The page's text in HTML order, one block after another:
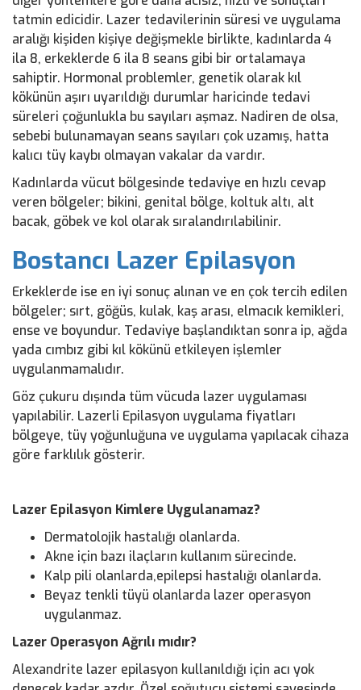
tatmin edicidir. Lazer tedavilerinin süresi ve uygulama
aralığı kişiden kişiye değişmekle birlikte, kadınlarda 4
ila 8, erkeklerde 6 ila 8 seans gibi bir ortalamaya
sahiptir. Hormonal problemler, genetik olarak kıl
kökünün aşırı uyarıldığı durumlar haricinde tedavi
süreleri çoğunlukla bu sayıları aşmaz. Nadiren de olsa,
sebebi bulunamayan seans sayıları çok uzamış, hatta
kalıcı tüy kaybı olmayan vakalar da vardır.
Kadınlarda vücut bölgesinde tedaviye en hızlı cevap
veren bölgeler; bikini, genital bölge, koltuk altı, alt
bacak, göbek ve kol olarak sıralandırılabilinir.
Bostancı Lazer Epilasyon
Erkeklerde ise en iyi sonuç alınan ve en çok tercih edilen
bölgeler; sırt, göğüs, kulak, kaş arası, elmacık kemikleri,
ense ve boyundur. Tedaviye başlandıktan sonra ip, ağda
yada cımbız gibi kıl kökünü etkileyen işlemler
uygulanmamalıdır.
Göz çukuru dışında tüm vücuda lazer uygulaması
yapılabilir. Lazerli Epilasyon uygulama fiyatları
bölgeye, tüy yoğunluğuna ve uygulama yapılacak cihaza
göre farklılık gösterir.
Lazer Epilasyon Kimlere Uygulanamaz?
Dermatolojik hastalığı olanlarda.
Akne için bazı ilaçların kullanım sürecinde.
Kalp pili olanlarda,epilepsi hastalığı olanlarda.
Beyaz tenkli tüyü olanlarda lazer operasyon
uygulanmaz.
Lazer Operasyon Ağrılı mıdır?
Alexandrite lazer epilasyon kullanıldığı için acı yok